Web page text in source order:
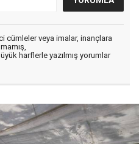
cümleler veya imalar, inançlara
harflerle yazılmış yorumlar